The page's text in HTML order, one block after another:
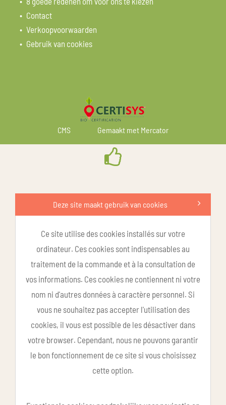
Contact
Verkoopvoorwaarden
Gebruik van cookies
CMS Gemaakt met Mercator
Deze site maakt gebruik van cookies
Ce site utilise des cookies installés sur votre
ordinateur. Ces cookies sont indispensables au
traitement de la commande et à la consultation de
vos informations. Ces cookies ne contiennent ni votre
nom ni d'autres données à caractère personnel. Si
vous ne souhaitez pas accepter l'utilisation des
cookies, il vous est possible de les désactiver dans
votre browser. Cependant, nous ne pouvons garantir
le bon fonctionnement de ce site si vous choisissez
cette option.